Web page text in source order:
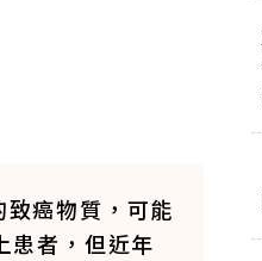
癌物質，可能
患者，但近年